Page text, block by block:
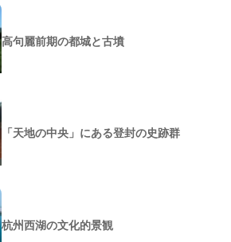
高句麗前期の都城と古墳
「天地の中央」にある登封の史跡群
杭州西湖の文化的景観